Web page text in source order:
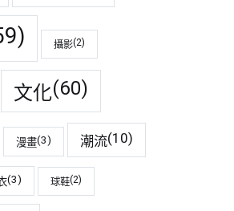
攝影(2)
文化(60)
漫畫(3) 潮流(10)
(3) 球鞋(2)